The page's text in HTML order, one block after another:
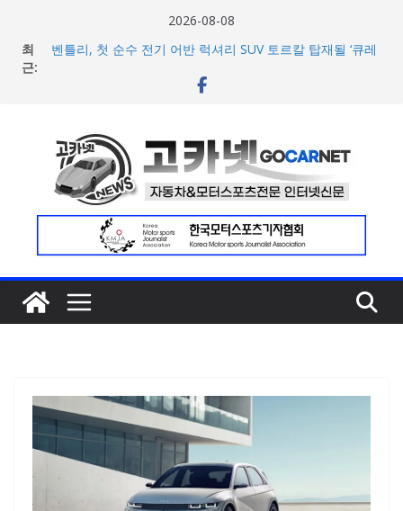
2026-08-08
최
근:
벤틀리, 첫 순수 전기 어반 럭셔리 SUV 토르칼 탑재될 ‘큐레
벤틀리서울, 광주 신세계백화점에서 호남지역 최초 브랜드
며 본격 대회 준비 돌입
현대차·기아, ‘2026 레드닷 어워드’에서 최우수상 2개·본상
15개 수상
[신차] BMW, 8월 온라인 한정 에디션 3종 출시… 11일
‘BMW 샵 온라인’ 판매 개시